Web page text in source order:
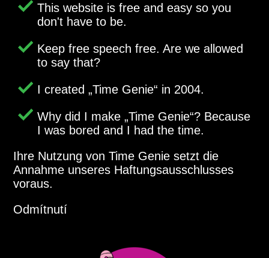
This website is free and easy so you
don't have to be.
Keep free speech free. Are we allowed
to say that?
I created Time Genie in 2004.
Why did I make Time Genie ? Because
I was bored and I had the time.
Ihre Nutzung von Time Genie setzt die
Annahme unseres Haftungsausschlusses
voraus.
Odmítnutí